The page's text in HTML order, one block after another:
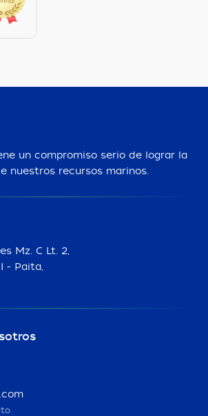
un compromiso serio de lograr la
nuestros recursos marinos.
Mz. C Lt. 2,
- Paita,